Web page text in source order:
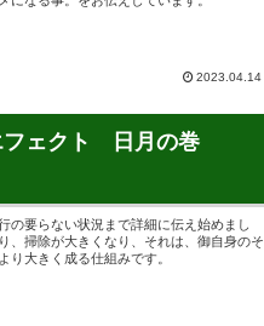
2023.04.14
フェクト 日月の巻
の要らない状況まで詳細に伝え始めまし
、掃除が大きくなり、それは、御自身のそ
り大きく成る仕組みです。